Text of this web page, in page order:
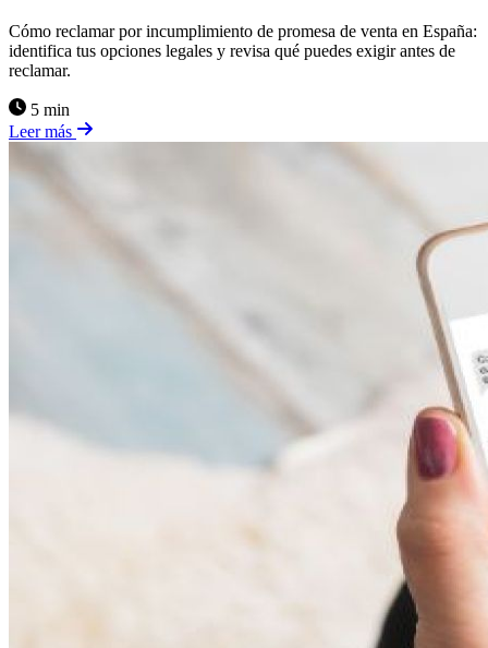
Cómo reclamar por incumplimiento de promesa de venta en España:
identifica tus opciones legales y revisa qué puedes exigir antes de
reclamar.
5 min
Leer más